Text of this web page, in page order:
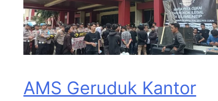
AMS Geruduk Kantor